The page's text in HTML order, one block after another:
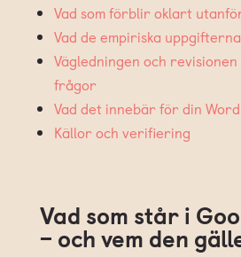
Vad som förblir oklart
Vad de empiriska
Vägledningen och
frågor
Vad det innebär för din
Källor och verifiering
Vad som står i
– och vem den